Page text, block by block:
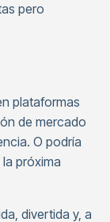
pero
plataformas
de mercado
O podría
próxima
divertida y, a